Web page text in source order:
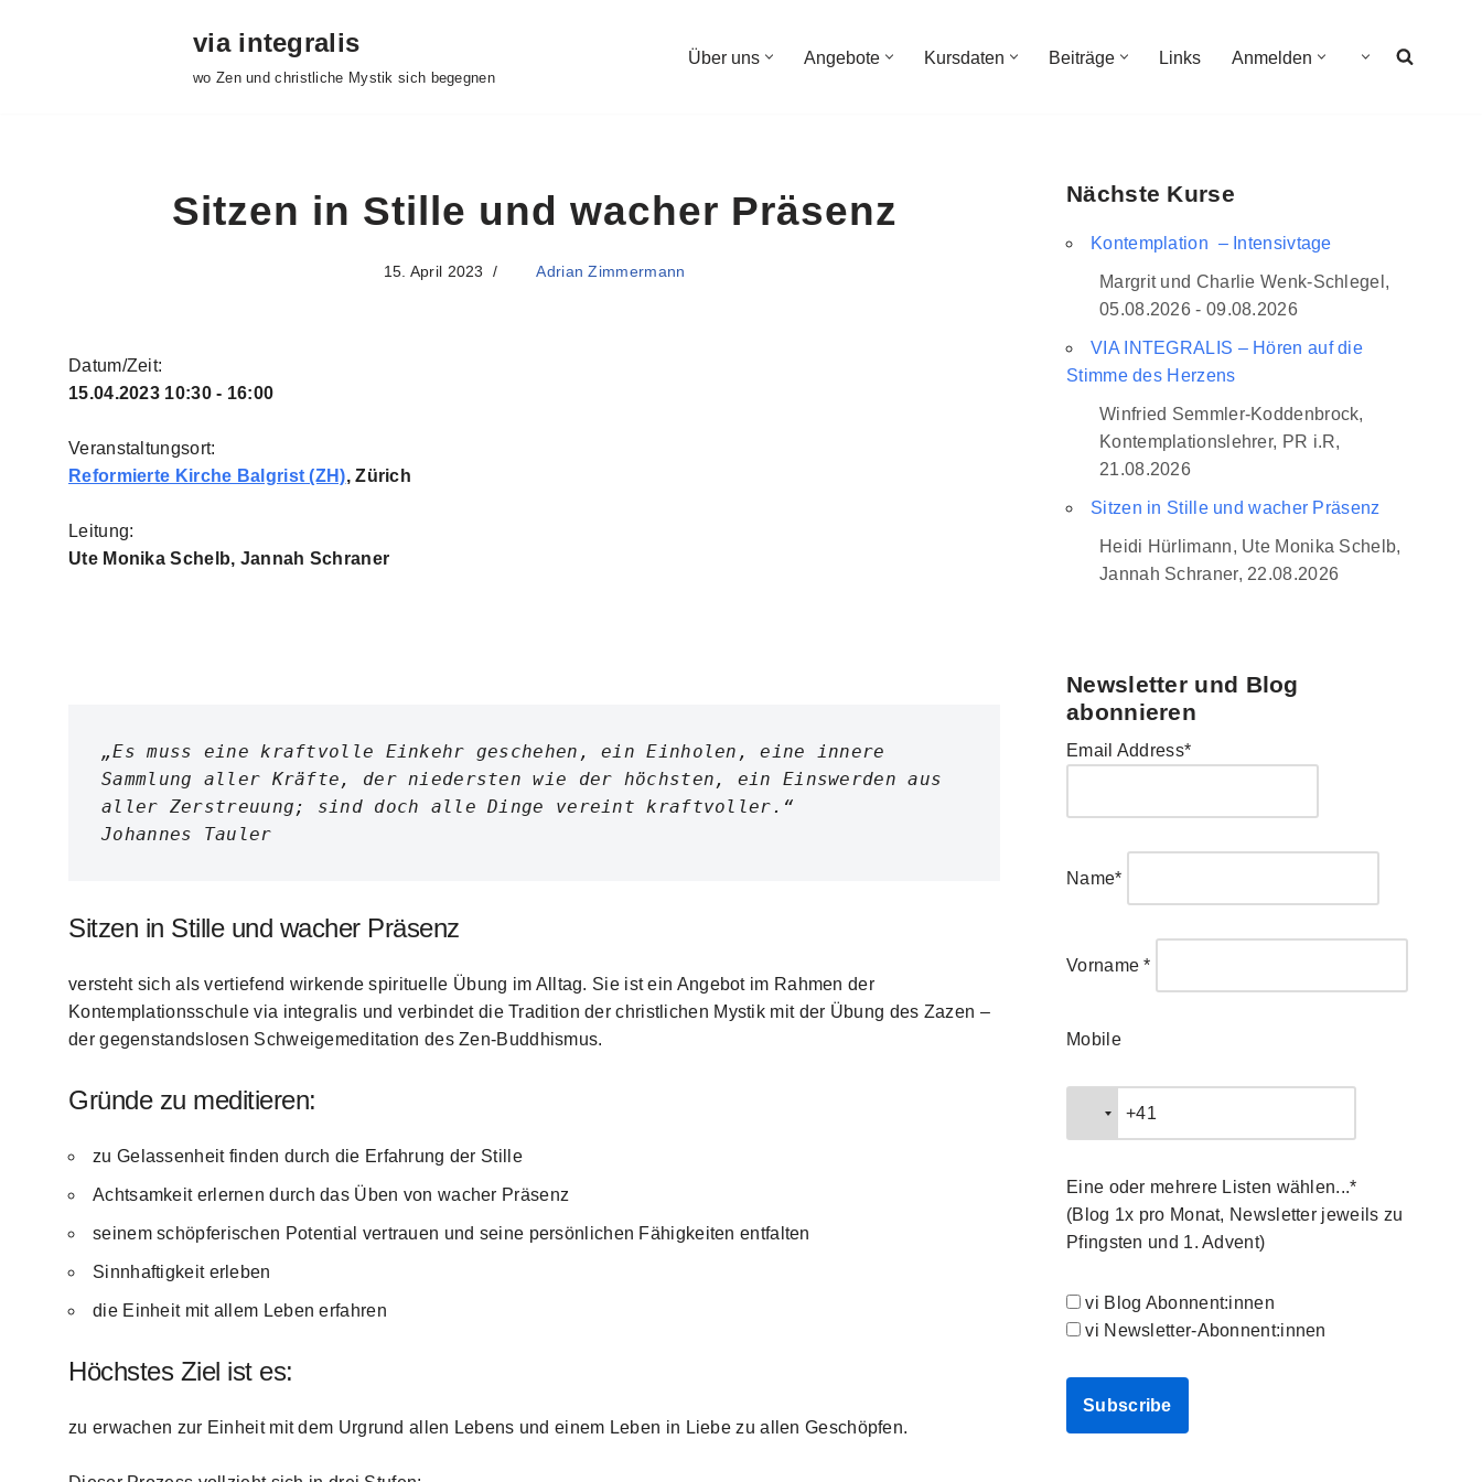
via integralis
wo Zen und christliche Mystik sich begegnen
Über uns Angebote Kursdaten Beiträge Links Anmelden
Sitzen in Stille und wacher Präsenz
15. April 2023 Adrian Zimmermann
Datum/Zeit:
15.04.2023 10:30 - 16:00
Veranstaltungsort:
Reformierte Kirche Balgrist (ZH), Zürich
Leitung:
Ute Monika Schelb, Jannah Schraner
„Es muss eine kraftvolle Einkehr geschehen, ein Einholen, eine innere
Sammlung aller Kräfte, der niedersten wie der höchsten, ein Einswerden aus
aller Zerstreuung; sind doch alle Dinge vereint kraftvoller.“
Johannes Tauler
Sitzen in Stille und wacher Präsenz
versteht sich als vertiefend wirkende spirituelle Übung im Alltag. Sie ist ein Angebot im Rahmen der
Kontemplationsschule via integralis und verbindet die Tradition der christlichen Mystik mit der Übung des Zazen –
der gegenstandslosen Schweigemeditation des Zen-Buddhismus.
Gründe zu meditieren:
zu Gelassenheit finden durch die Erfahrung der Stille
Achtsamkeit erlernen durch das Üben von wacher Präsenz
seinem schöpferischen Potential vertrauen und seine persönlichen Fähigkeiten entfalten
Sinnhaftigkeit erleben
die Einheit mit allem Leben erfahren
Höchstes Ziel ist es:
zu erwachen zur Einheit mit dem Urgrund allen Lebens und einem Leben in Liebe zu allen Geschöpfen.
Nächste Kurse
Kontemplation – Intensivtage
Margrit und Charlie Wenk-Schlegel,
05.08.2026 - 09.08.2026
VIA INTEGRALIS – Hören auf die
Stimme des Herzens
Winfried Semmler-Koddenbrock,
Kontemplationslehrer, PR i.R,
21.08.2026
Sitzen in Stille und wacher Präsenz
Heidi Hürlimann, Ute Monika Schelb,
Jannah Schraner, 22.08.2026
Newsletter und Blog
abonnieren
Email Address*
Name*
Vorname *
Mobile
Eine oder mehrere Listen wählen...*
(Blog 1x pro Monat, Newsletter jeweils zu
Pfingsten und 1. Advent)
vi Blog Abonnent:innen
vi Newsletter-Abonnent:innen